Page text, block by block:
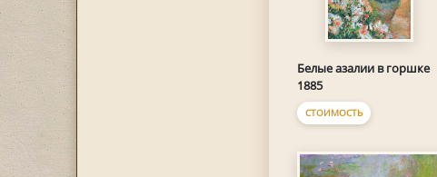
Белые азалии в горшке
1885
СТОИМОСТЬ